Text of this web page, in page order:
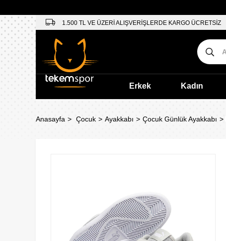
1.500 TL VE ÜZERİ ALIŞVERİŞLERDE KARGO ÜCRETSİZ
Erkek Kadın
Anasayfa Çocuk Ayakkabı Çocuk Günlük Ayakkabı